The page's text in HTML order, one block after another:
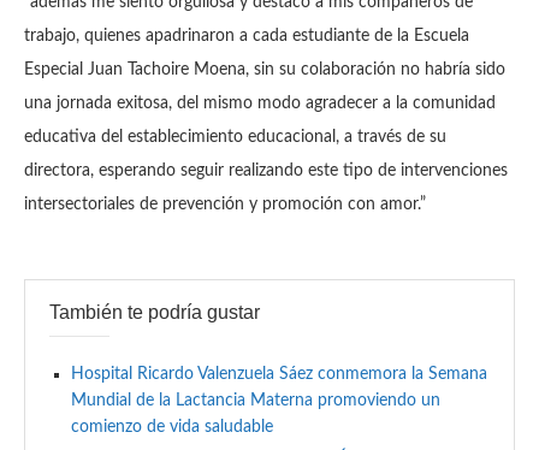
trabajo, quienes apadrinaron a cada estudiante de la Escuela
Especial Juan Tachoire Moena, sin su colaboración no habría sido
una jornada exitosa, del mismo modo agradecer a la comunidad
educativa del establecimiento educacional, a través de su
directora, esperando seguir realizando este tipo de intervenciones
intersectoriales de prevención y promoción con amor.”
También te podría gustar
Hospital Ricardo Valenzuela Sáez conmemora la Semana
Mundial de la Lactancia Materna promoviendo un
comienzo de vida saludable